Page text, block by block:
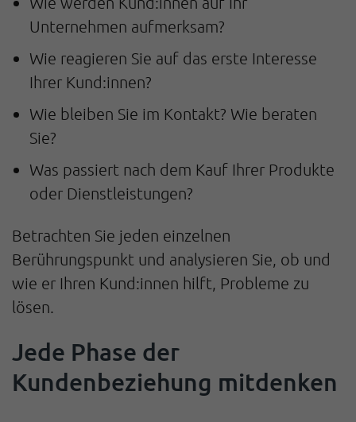
Unternehmen aufmerksam?
Wie reagieren Sie auf das erste Interesse
Ihrer Kund:innen?
Wie bleiben Sie im Kontakt? Wie beraten
Sie?
Was passiert nach dem Kauf Ihrer Produkte
oder Dienstleistungen?
Betrachten Sie jeden einzelnen
Berührungspunkt und analysieren Sie, ob und
wie er Ihren Kund:innen hilft, Probleme zu
lösen.
Jede Phase der
Kundenbeziehung mitdenken